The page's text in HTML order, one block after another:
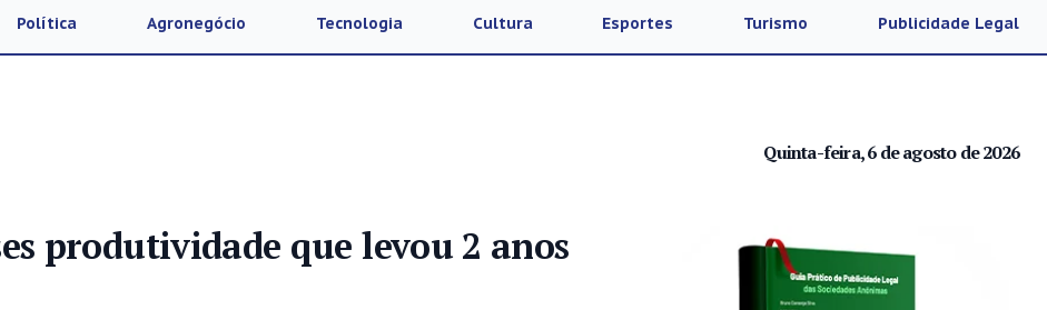
Política Agronegócio Tecnologia Cultura Esportes Turismo Publicidade Legal
Quinta-feira, 6 de agosto de 2026
produtividade que levou 2 anos